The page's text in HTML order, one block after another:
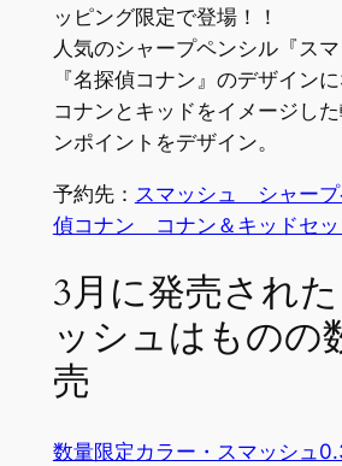
ッピング限定で登場！！
人気のシャープペンシル『スマ
『名探偵コナン』のデザイン
コナンとキッドをイメージし
ンポイントをデザイン。
予約先： スマッシュ シャー
偵コナン コナン＆キッドセッ
3月に発売され
ッシュはものの
売
数量限定カラー・スマッシュ